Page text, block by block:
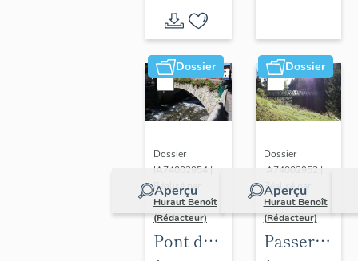
Dossier
Aperçu
Dossier
IA74002954 |
Réalisé par
Huraut Benoît
(Rédacteur)
Pont du
Dossier
Aperçu
Dossier
IA74002952 |
Réalisé par
Huraut Benoît
(Rédacteur)
Passerelle